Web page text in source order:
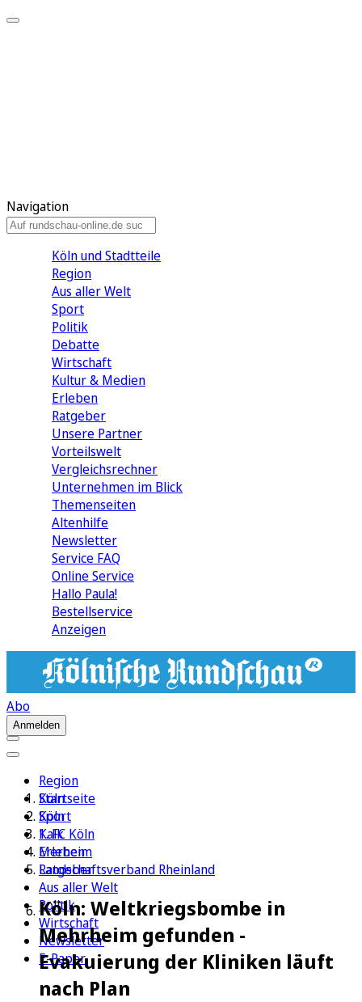
Navigation
Köln und Stadtteile
Region
Aus aller Welt
Sport
Politik
Debatte
Wirtschaft
Kultur & Medien
Erleben
Ratgeber
Unsere Partner
Vorteilswelt
Vergleichsrechner
Unternehmen im Blick
Themenseiten
Altenhilfe
Newsletter
Service FAQ
Online Service
Hallo Paula!
Bestellservice
Anzeigen
Abo
Anmelden
Region
Köln
Sport
1. FC Köln
Erleben
Ratgeber
Aus aller Welt
Politik
Wirtschaft
Newsletter
E-Paper
Startseite
Köln
Kalk
Merheim
Landschaftsverband Rheinland
Köln: Weltkriegsbombe in
Mehrheim gefunden -
Evakuierung der Kliniken läuft
nach Plan